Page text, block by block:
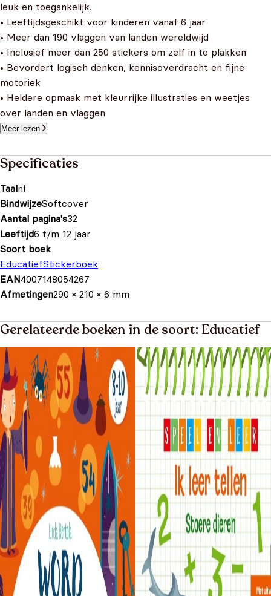
leuk en toegankelijk.
• Leeftijdsgeschikt voor kinderen vanaf 6 jaar
• Meer dan 190 vlaggen van landen wereldwijd
• Inclusief meer dan 250 stickers om zelf in te plakken
• Bevordert logisch denken, kennisoverdracht en fijne
motoriek
• Heldere opmaak met kleurrijke illustraties en weetjes
over landen en vlaggen
Meer lezen
Specificaties
Taalnl
BindwijzeSoftcover
Aantal pagina's32
Leeftijd6 t/m 12 jaar
Soort boek
EducatiefStickerboek
EAN4007148054267
Afmetingen290 × 210 × 6 mm
Gerelateerde boeken in de soort: Educatief